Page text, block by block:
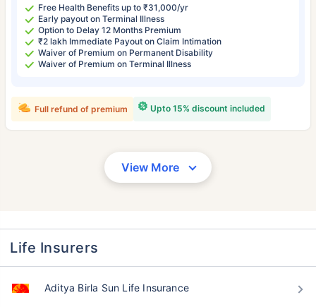
Free Health Benefits up to ₹31,000/yr
Early payout on Terminal Illness
Option to Delay 12 Months Premium
₹2 lakh Immediate Payout on Claim Intimation
Waiver of Premium on Permanent Disability
Waiver of Premium on Terminal Illness
Upto 15% discount included
Full refund of premium
View More
Life Insurers
Aditya Birla Sun Life Insurance